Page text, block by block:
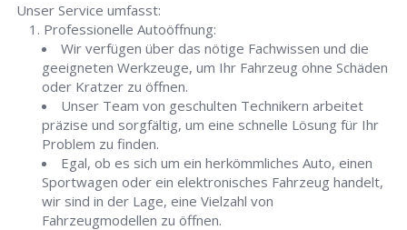
Unser Service umfasst:
Professionelle Autoöffnung:
Wir verfügen über das nötige Fachwissen und die
geeigneten Werkzeuge, um Ihr Fahrzeug ohne Schäden
oder Kratzer zu öffnen.
Unser Team von geschulten Technikern arbeitet
präzise und sorgfältig, um eine schnelle Lösung für Ihr
Problem zu finden.
Egal, ob es sich um ein herkömmliches Auto, einen
Sportwagen oder ein elektronisches Fahrzeug handelt,
wir sind in der Lage, eine Vielzahl von
Fahrzeugmodellen zu öffnen.